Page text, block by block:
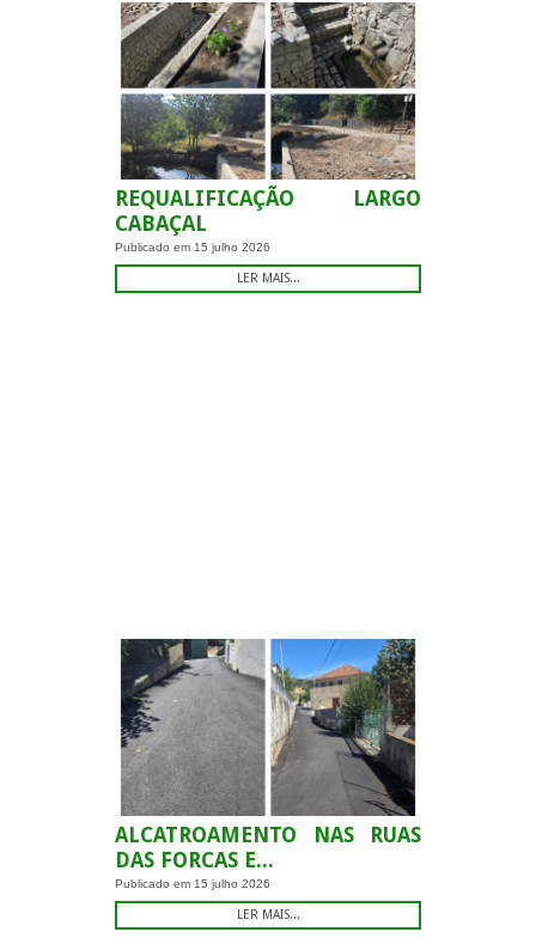
REQUALIFICAÇÃO LARGO
CABAÇAL
Publicado em 15 julho 2026
LER MAIS...
ALCATROAMENTO NAS RUAS
DAS FORCAS E...
Publicado em 15 julho 2026
LER MAIS...